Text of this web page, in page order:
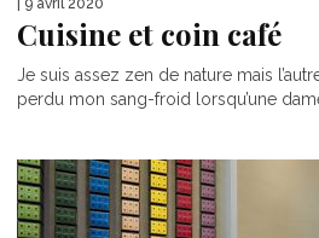
| 9 avril 2020
Cuisine et coin café
Je suis assez zen de nature mais
perdu mon sang-froid lorsqu’une dame